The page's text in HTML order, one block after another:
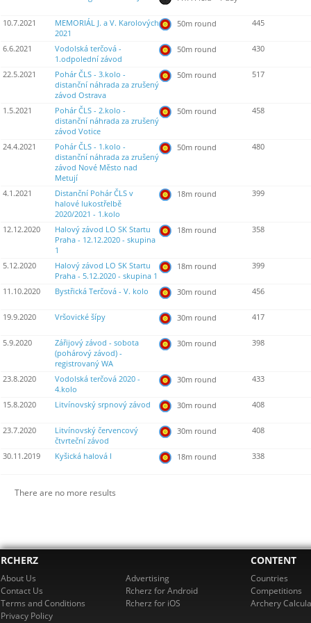
10.7.2021
MEMORIÁL J. a V. Karolových
2021
50m round 445
6.6.2021
Vodolská terčová -
1.odpolední závod
50m round 430
22.5.2021
Pohár ČLS - 3.kolo -
distanční náhrada za zrušený
závod Ostrava
50m round 517
1.5.2021
Pohár ČLS - 2.kolo -
distanční náhrada za zrušený
závod Votice
50m round 458
24.4.2021
Pohár ČLS - 1.kolo -
distanční náhrada za zrušený
závod Nové Město nad
Metují
50m round 480
4.1.2021
Distanční Pohár ČLS v
halové lukostřelbě
2020/2021 - 1.kolo
18m round 399
12.12.2020
Halový závod LO SK Startu
Praha - 12.12.2020 - skupina
1
18m round 358
5.12.2020
Halový závod LO SK Startu
Praha - 5.12.2020 - skupina 1
18m round 399
11.10.2020 Bystřická Terčová - V. kolo 30m round 456
19.9.2020 Vršovické šípy 30m round 417
5.9.2020
Zářijový závod - sobota
(pohárový závod) -
registrovaný WA
30m round 398
23.8.2020
Vodolská terčová 2020 -
4.kolo
30m round 433
15.8.2020 Litvínovský srpnový závod 30m round 408
23.7.2020
Litvínovský červencový
čtvrteční závod
30m round 408
30.11.2019 Kyšická halová I 18m round 338
There are no more results
RCHERZ
About Us
Contact Us
Terms and Conditions
Privacy Policy
Advertising
Rcherz for Android
Rcherz for iOS
CONTENT
Countries
Competitions
Archery